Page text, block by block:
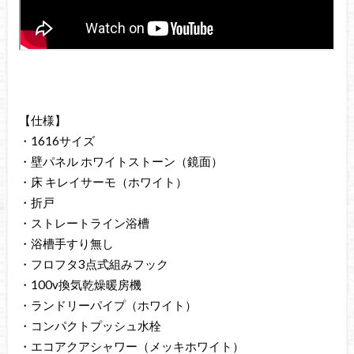
【仕様】
・1616サイズ
・壁パネル ホワイトストーン（鏡面）
・床 キレイサーモ（ホワイト）
・折戸
・ストレートライン浴槽
・浴槽手すり無し
・フロフタ3点式組みフック
・100v換気乾燥暖房機
・ランドリーパイプ（ホワイト）
・コンパクトプッシュ水栓
・エコアクアシャワー（メッキホワイト）